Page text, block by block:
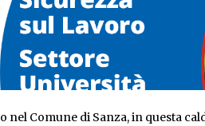
Comune di Sanza, in questa